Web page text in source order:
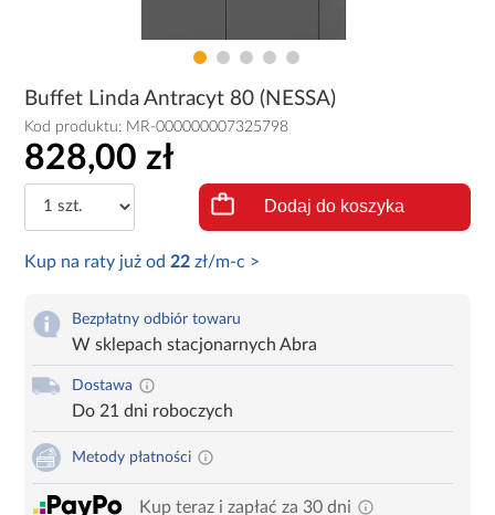
Buffet Linda Antracyt 80 (NESSA)
Kod produktu: MR-000000007325798
828,00 zł
Dodaj do koszyka
Kup na raty już od 22 zł/m-c >
Bezpłatny odbiór towaru
W sklepach stacjonarnych Abra
Dostawa
Do 21 dni roboczych
Metody płatności
Kup teraz i zapłać za 30 dni